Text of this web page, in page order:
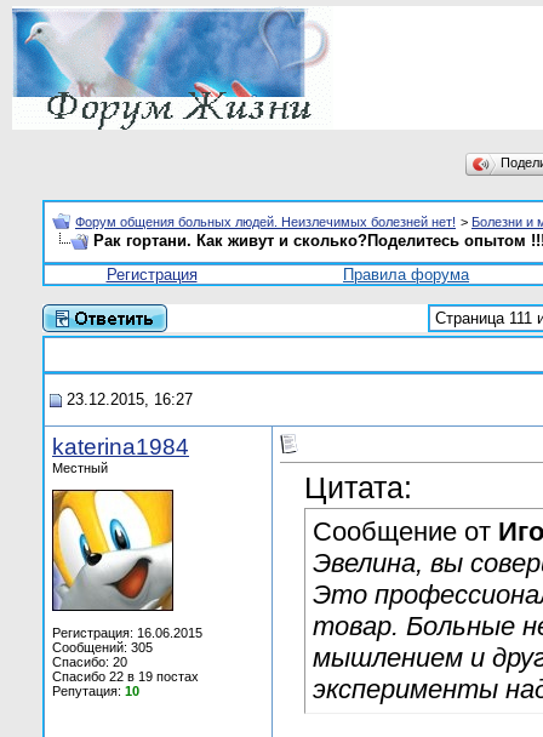
Форум общения больных людей. Неизлечимых болезней нет! > Болезни и
Рак гортани. Как живут и сколько?Поделитесь опытом
Регистрация
Правила форума
Страница 111
23.12.2015, 16:27
katerina1984
Местный
Регистрация: 16.06.2015
Сообщений: 305
Спасибо: 20
Спасибо 22 в 19 постах
Репутация: 10
Цитата:
Сообщение от
Эвелина, вы
Это
товар. Больные
мышлением и
эксперименты